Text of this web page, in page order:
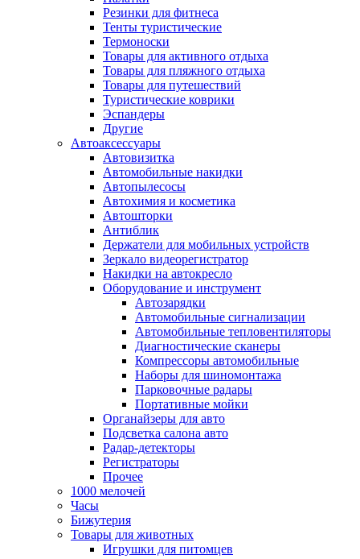
Резинки для фитнеса
Тенты туристические
Термоноски
Товары для активного отдыха
Товары для пляжного отдыха
Товары для путешествий
Туристические коврики
Эспандеры
Другие
Автоаксессуары
Автовизитка
Автомобильные накидки
Автопылесосы
Автохимия и косметика
Автошторки
Антиблик
Держатели для мобильных устройств
Зеркало видеорегистратор
Накидки на автокресло
Оборудование и инструмент
Автозарядки
Автомобильные сигнализации
Автомобильные тепловентиляторы
Диагностические сканеры
Компрессоры автомобильные
Наборы для шиномонтажа
Парковочные радары
Портативные мойки
Органайзеры для авто
Подсветка салона авто
Радар-детекторы
Регистраторы
Прочее
1000 мелочей
Часы
Бижутерия
Товары для животных
Игрушки для питомцев